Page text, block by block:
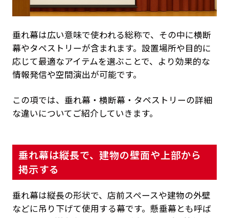
垂れ幕は広い意味で使われる総称で、その中に横断
幕やタペストリーが含まれます。設置場所や目的に
応じて最適なアイテムを選ぶことで、より効果的な
情報発信や空間演出が可能です。
この項では、垂れ幕・横断幕・タペストリーの詳細
な違いについてご紹介していきます。
垂れ幕は縦長で、建物の壁面や上部から
掲示する
垂れ幕は縦長の形状で、店前スペースや建物の外壁
などに吊り下げて使用する幕です。懸垂幕とも呼ば